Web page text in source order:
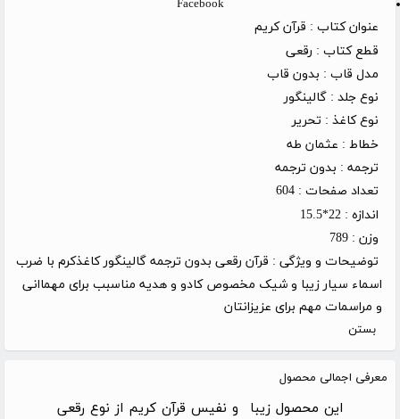
Facebook
عنوان کتاب : قرآن کریم
قطع کتاب : رقعی
مدل قاب : بدون قاب
نوع جلد : گالینگور
نوع کاغذ : تحریر
خطاط : عثمان طه
ترجمه : بدون ترجمه
تعداد صفحات : 604
اندازه : 22*15.5
وزن : 789
توضیحات و ویژگی : قرآن رقعی بدون ترجمه گالینگور کاغذکرم با ضرب
اسماء سیار زیبا و شیک مخصوص کادو و هدیه مناسبب برای مهماانی
و مراسمات مهم برای عزیزانتان
بستن
معرفی اجمالی محصول
این محصول زیبا و نفیس قرآن کریم از نوع رقعی